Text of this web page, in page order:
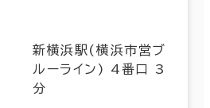
新横浜駅(横浜市営ブ
ルーライン) 4番口 3
分